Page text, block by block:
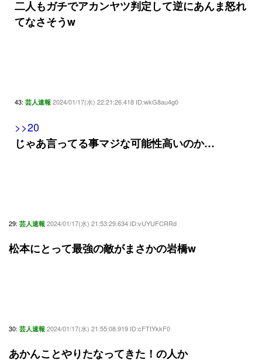
二人もガチでアカンヤツ判定して逆にあんま怒れ
てなさそうw
43: 芸人速報 2024/01/17(水) 22:21:26.418 ID:wkG8au4g0
>>20
じゃあ言ってる事マジな可能性高いのか…
29: 芸人速報 2024/01/17(水) 21:53:29.634 ID:vUYUFCRRd
松本にとって最強の敵がまさかの岩橋w
30: 芸人速報 2024/01/17(水) 21:55:08.919 ID:cFTtYkkF0
あかんことやりたなってきた！の人か